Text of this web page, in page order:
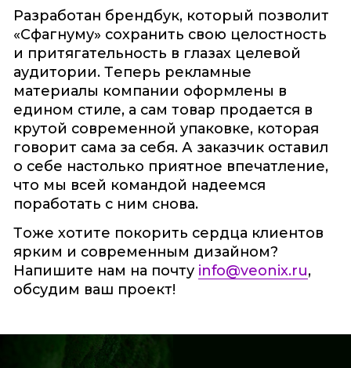
Разработан брендбук, который позволит
«Сфагнуму» сохранить свою целостность
и притягательность в глазах целевой
аудитории. Теперь рекламные
материалы компании оформлены в
едином стиле, а сам товар продается в
крутой современной упаковке, которая
говорит сама за себя. А заказчик оставил
о себе настолько приятное впечатление,
что мы всей командой надеемся
поработать с ним снова.
Тоже хотите покорить сердца клиентов
ярким и современным дизайном?
Напишите нам на почту info@veonix.ru,
обсудим ваш проект!